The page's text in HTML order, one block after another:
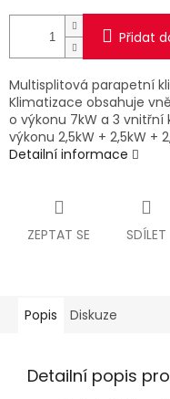
Přidat
Multisplitová parapetní
Klimatizace obsahuje
o výkonu 7kW a 3
výkonu 2,5kW + 2,5kW +
Detailní informace
ZEPTAT SE SDÍLET
Popis Diskuze
Detailní popis